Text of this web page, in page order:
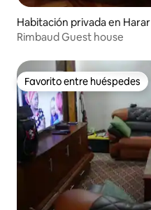
Habitación privada en Harar
Rimbaud Guest house
Favorito entre huéspedes
Favorito entre huéspedes